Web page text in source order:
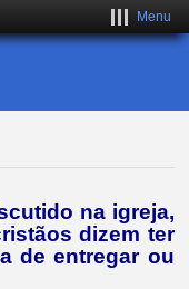
Menu
na igreja,
dizem ter
de entregar ou